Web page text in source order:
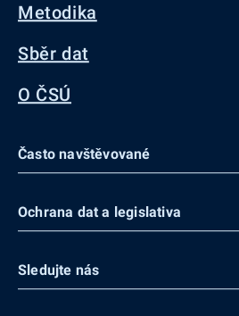
Metodika
Sběr dat
O ČSÚ
Často navštěvované
Ochrana dat a legislativa
Sledujte nás